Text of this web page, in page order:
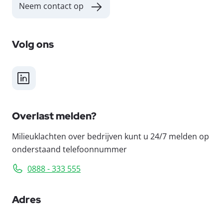
Neem contact op
Volg ons
LinkedIn
Overlast melden?
Milieuklachten over bedrijven kunt u 24/7 melden op
onderstaand telefoonnummer
0888 - 333 555
Adres